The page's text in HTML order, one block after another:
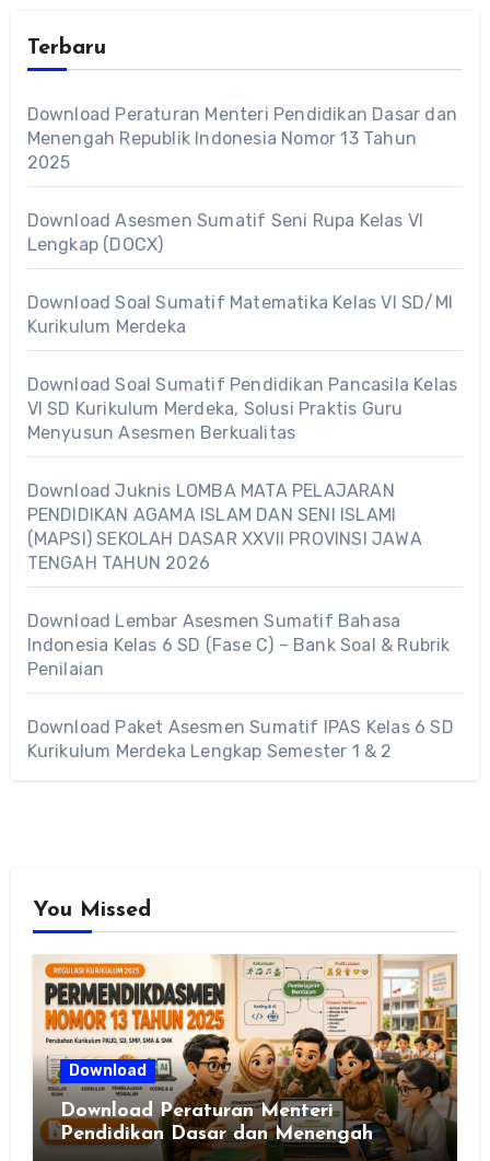
Terbaru
Download Peraturan Menteri Pendidikan Dasar dan
Menengah Republik Indonesia Nomor 13 Tahun
2025
Download Asesmen Sumatif Seni Rupa Kelas VI
Lengkap (DOCX)
Download Soal Sumatif Matematika Kelas VI SD/MI
Kurikulum Merdeka
Download Soal Sumatif Pendidikan Pancasila Kelas
VI SD Kurikulum Merdeka, Solusi Praktis Guru
Menyusun Asesmen Berkualitas
Download Juknis LOMBA MATA PELAJARAN
PENDIDIKAN AGAMA ISLAM DAN SENI ISLAMI
(MAPSI) SEKOLAH DASAR XXVII PROVINSI JAWA
TENGAH TAHUN 2026
Download Lembar Asesmen Sumatif Bahasa
Indonesia Kelas 6 SD (Fase C) – Bank Soal & Rubrik
Penilaian
Download Paket Asesmen Sumatif IPAS Kelas 6 SD
Kurikulum Merdeka Lengkap Semester 1 & 2
You Missed
Download
Download Peraturan Menteri
Pendidikan Dasar dan Menengah